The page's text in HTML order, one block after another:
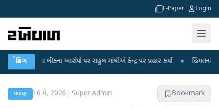
E-Paper Login
બ્રેકિંગ
લીકના આરોપો પર રાહુલ ગાંધીએ કેન્દ્ર પર પ્રહાર કર્યા ● હિંમતનગરમાં
પાટણ 16 મે, 2026 Super Admin Bookmark